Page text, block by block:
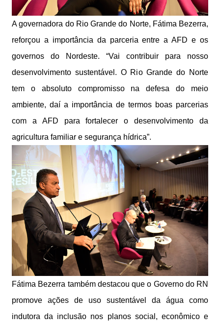
A governadora do Rio Grande do Norte, Fátima Bezerra,
reforçou a importância da parceria entre a AFD e os
governos do Nordeste. “Vai contribuir para nosso
desenvolvimento sustentável. O Rio Grande do Norte
tem o absoluto compromisso na defesa do meio
ambiente, daí a importância de termos boas parcerias
com a AFD para fortalecer o desenvolvimento da
agricultura familiar e segurança hídrica”.
Fátima Bezerra também destacou que o Governo do RN
promove ações de uso sustentável da água como
indutora da inclusão nos planos social, econômico e